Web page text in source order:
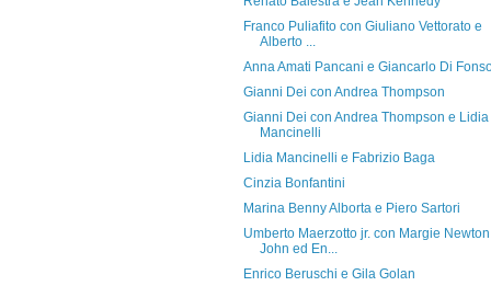
Franco Puliafito con Giuliano Vettorato e
Alberto ...
Anna Amati Pancani e Giancarlo Di
Gianni Dei con Andrea Thompson
Gianni Dei con Andrea Thompson e Lidia
Mancinelli
Lidia Mancinelli e Fabrizio Baga
Cinzia Bonfantini
Marina Benny Alborta e Piero Sartori
Umberto Maerzotto jr. con Margie Newton
John ed En...
Enrico Beruschi e Gila Golan